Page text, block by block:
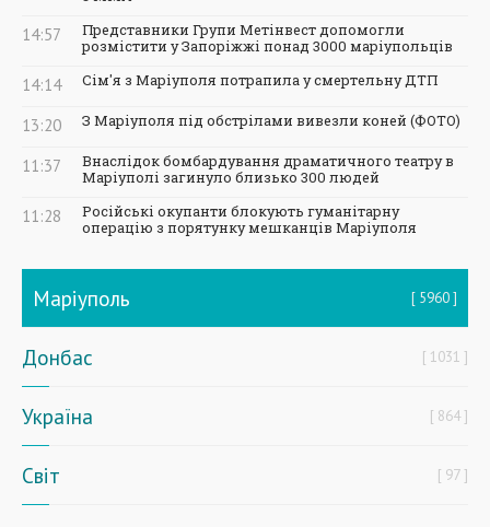
14:57
Представники Групи Метінвест допомогли
розмістити у Запоріжжі понад 3000 маріупольців
14:14 Сім'я з Маріуполя потрапила у смертельну ДТП
13:20 З Маріуполя під обстрілами вивезли коней (ФОТО)
11:37
Внаслідок бомбардування драматичного театру в
Маріуполі загинуло близько 300 людей
11:28
Російські окупанти блокують гуманітарну
операцію з порятунку мешканців Маріуполя
Маріуполь 5960
Донбас 1031
Україна 864
Світ 97